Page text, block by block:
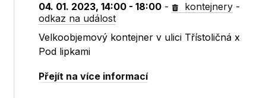
04. 01. 2023, 14:00 - 18:00 - kontejnery -
odkaz na událost
Velkoobjemový kontejner v ulici Třístoličná x
Pod lipkami
Přejít na více informací